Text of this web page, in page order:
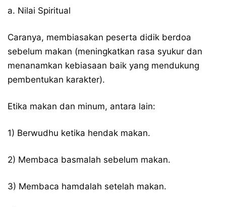
a. Nilai Spiritual
Caranya, membiasakan peserta didik berdoa
sebelum makan (meningkatkan rasa syukur dan
menanamkan kebiasaan baik yang mendukung
pembentukan karakter).
Etika makan dan minum, antara lain:
1) Berwudhu ketika hendak makan.
2) Membaca basmalah sebelum makan.
3) Membaca hamdalah setelah makan.